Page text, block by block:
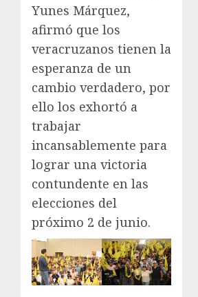
Yunes Márquez,
afirmó que los
veracruzanos tienen la
esperanza de un
cambio verdadero, por
ello los exhortó a
trabajar
incansablemente para
lograr una victoria
contundente en las
elecciones del
próximo 2 de junio.